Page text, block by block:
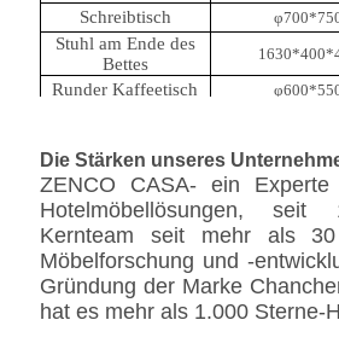
Schreibtisch
Stuhl am Ende des
Bettes
Runder Kaffeetisch
Wirf ein Kissen.
Wirf ein Kissen.
Seitentisch
φ350*550
Die Stärken unseres
ZENCO CASA- ein Experte
Hotelmöbellösungen,
Kernteam seit mehr als
Möbelforschung und -
Gründung der Marke
hat es mehr als 1.000 Sterne-